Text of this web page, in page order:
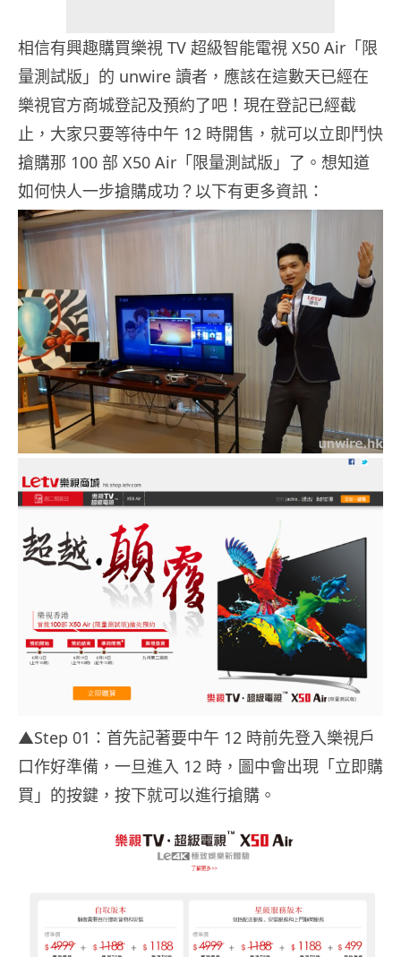
相信有興趣購買樂視 TV 超級智能電視 X50 Air「限
量測試版」的 unwire 讀者，應該在這數天已經在
樂視官方商城登記及預約了吧！現在登記已經截
止，大家只要等待中午 12 時開售，就可以立即鬥快
搶購那 100 部 X50 Air「限量測試版」了。想知道
如何快人一步搶購成功？以下有更多資訊：
▲Step 01：首先記著要中午 12 時前先登入樂視戶
口作好準備，一旦進入 12 時，圖中會出現「立即購
買」的按鍵，按下就可以進行搶購。